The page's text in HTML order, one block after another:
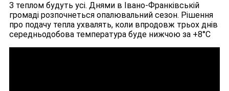
З теплом будуть усі. Днями в Івано-Франківській
громаді розпочнеться опалювальний сезон. Рішення
про подачу тепла ухвалять, коли впродовж трьох днів
середньодобова температура буде нижчою за +8°C